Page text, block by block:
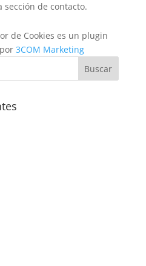
sección de contacto.
de Cookies es un plugin
3COM Marketing